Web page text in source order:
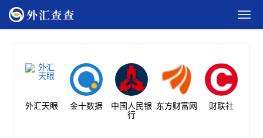
外汇天眼 金十数据
中国人民银
行
东方财富网 财联社